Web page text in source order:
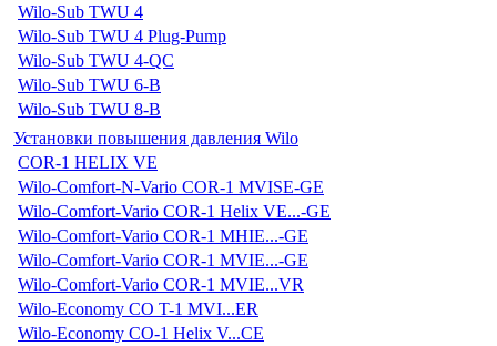
Wilo-Sub TWU 4
Wilo-Sub TWU 4 Plug-Pump
Wilo-Sub TWU 4-QC
Wilo-Sub TWU 6-B
Wilo-Sub TWU 8-B
Установки повышения давления Wilo
COR-1 HELIX VE
Wilo-Comfort-N-Vario COR-1 MVISE-GE
Wilo-Comfort-Vario COR-1 Helix VE...-GE
Wilo-Comfort-Vario COR-1 MHIE...-GE
Wilo-Comfort-Vario COR-1 MVIE...-GE
Wilo-Comfort-Vario COR-1 MVIE...VR
Wilo-Economy CO T-1 MVI...ER
Wilo-Economy CO-1 Helix V...CE